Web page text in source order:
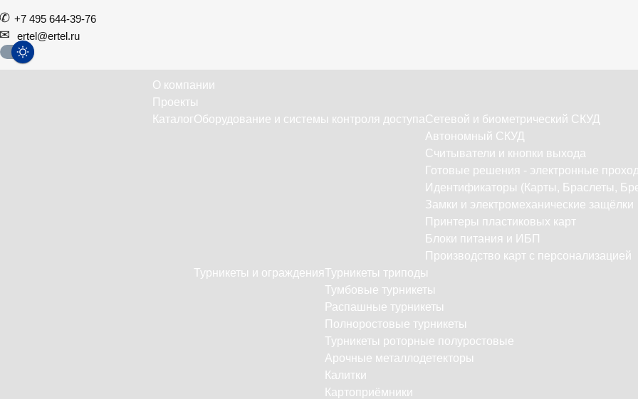
+7 495 644-39-76
ertel@ertel.ru
О компании
Проекты
КаталогОборудование и системы контроля доступаСетевой и биометрический СКУД
Автономный СКУД
Считыватели и кнопки выхода
Готовые решения - электронные
Идентификаторы (Карты, Браслеты,
Замки и электромеханические защёлки
Принтеры пластиковых карт
Блоки питания и ИБП
Производство карт с персонализацией
Турникеты и огражденияТурникеты триподы
Тумбовые турникеты
Распашные турникеты
Полноростовые турникеты
Турникеты роторные полуростовые
Арочные металлодетекторы
Калитки
Картоприёмники